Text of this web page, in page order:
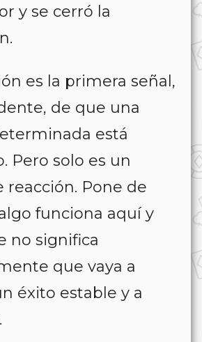
y se cerró la
es la primera señal,
de que una
está
Pero solo es un
reacción. Pone de
funciona aquí y
no significa
que vaya a
éxito estable y a